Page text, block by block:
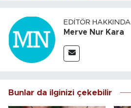
EDITÖR HAKKINDA
Merve Nur Kara
Bunlar da ilginizi çekebilir